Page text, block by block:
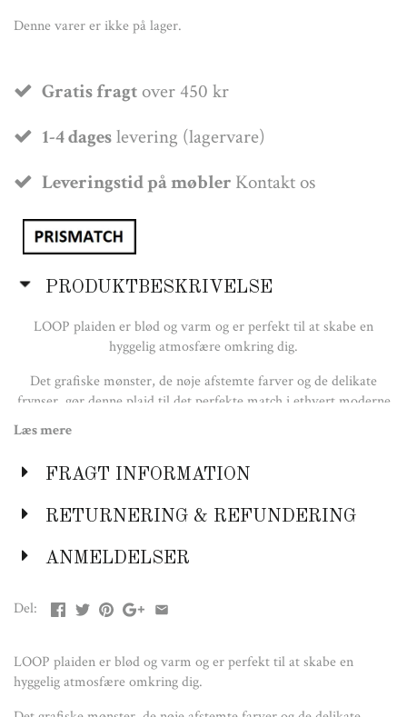
Denne varer er ikke på lager.
Gratis fragtover 450 kr
1-4 dageslevering (lagervare)
Leveringstid på møbler Kontakt os
PRODUKTBESKRIVELSE
LOOP plaiden er blød og varm og er perfekt til at skabe en
hyggelig atmosfære omkring dig.
Det grafiske mønster, de nøje afstemte farver og de delikate
frynser, gør denne plaid til det perfekte match i ethvert moderne
Farve:
Orchid haze
Materiale:
Design:
Kristian Jakobsen
Læs mere
FRAGT INFORMATION
RETURNERING & REFUNDERING
ANMELDELSER
Del:
LOOP plaiden er blød og varm og er perfekt til at skabe en
hyggelig atmosfære omkring dig.